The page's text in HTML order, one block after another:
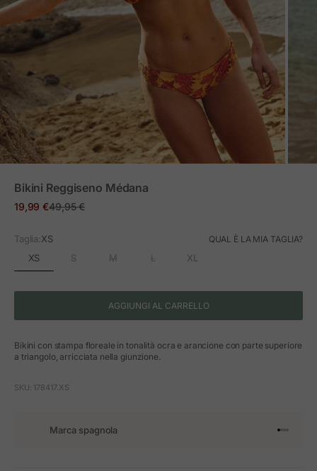
Bikini Reggiseno Médana
Prezzo in offerta
19,99 €Prezzo normale
49,95 €
Taglia:XS QUAL È LA MIA TAGLIA?
XS S M L XL
AGGIUNGI AL CARRELLO
Bikini con stampa floreale in tonalità ocra e arancione con parte superiore
a triangolo, arricciata nella giunzione.
SKU: 178417.XS
Marca spagnola Vai
Vai
Vai
Vai